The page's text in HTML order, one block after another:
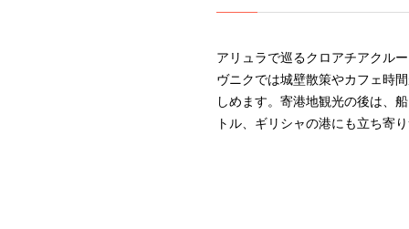
アリュラで巡るクロアチアクル
ヴニクでは城壁散策やカフェ時
しめます。寄港地観光の後は、
トル、ギリシャの港にも立ち寄